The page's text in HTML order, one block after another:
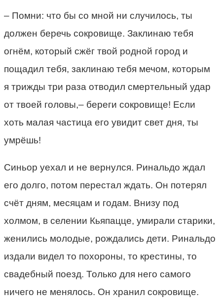
– Помни: что бы со мной ни случилось, ты
должен беречь сокровище. Заклинаю тебя
огнём, который сжёг твой родной город и
пощадил тебя, заклинаю тебя мечом, которым
я трижды три раза отводил смертельный удар
от твоей головы,– береги сокровище! Если
хоть малая частица его увидит свет дня, ты
умрёшь!
Синьор уехал и не вернулся. Ринальдо ждал
его долго, потом перестал ждать. Он потерял
счёт дням, месяцам и годам. Внизу под
холмом, в селении Кьяпацце, умирали старики,
женились молодые, рождались дети. Ринальдо
издали видел то похороны, то крестины, то
свадебный поезд. Только для него самого
ничего не менялось. Он хранил сокровище.